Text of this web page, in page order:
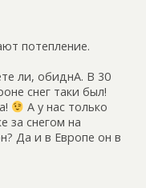
потепление.
ли, обиднА. В 30
снег таки был!
А у нас только
за снегом на
Да и в Европе он в